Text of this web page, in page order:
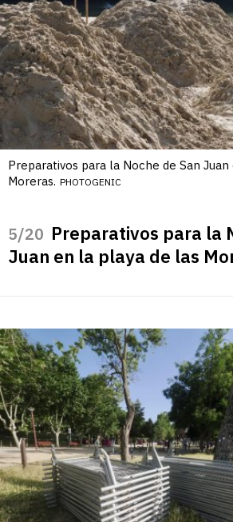
Preparativos para la Noche de San
Moreras. PHOTOGENIC
/20 Preparativos para la
Juan en la playa de las